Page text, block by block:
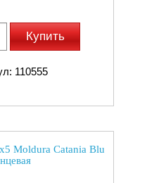
Купить
110555
Moldura Catania Blu